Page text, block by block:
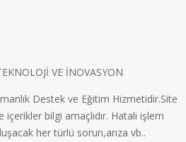
VE İNOVASYON
Destek ve Eğitim Hizmetidir.Site
bilgi amaçlıdır. Hatalı işlem
her türlü sorun,arıza vb..